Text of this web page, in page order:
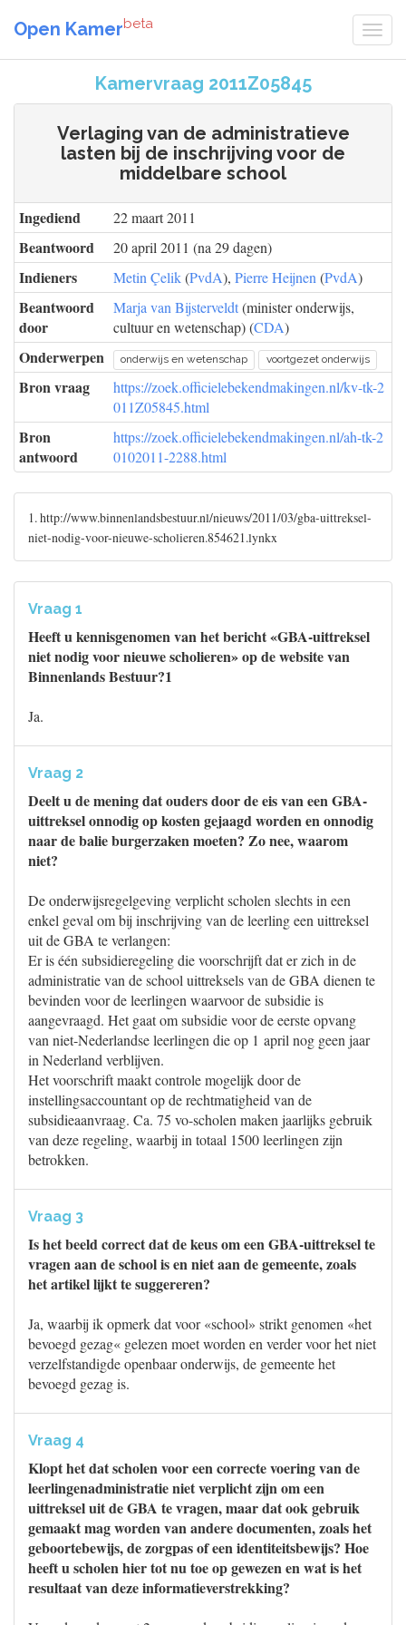
Open Kamerbeta
Kamervraag 2011Z05845
Verlaging van de administratieve
lasten bij de inschrijving voor de
middelbare school
Ingediend 22 maart 2011
Beantwoord 20 april 2011 (na 29 dagen)
Indieners Metin Çelik(PvdA), Pierre Heijnen (PvdA)
Beantwoord
door
Marja van Bijsterveldt(minister onderwijs,
cultuur en wetenschap) (CDA)
Onderwerpen onderwijs en wetenschap voortgezet onderwijs
Bron vraag
https://zoek.officielebekendmakingen.nl/kv-tk-2
011Z05845.html
Bron
antwoord
https://zoek.officielebekendmakingen.nl/ah-tk-2
0102011-2288.html
1. http://www.binnenlandsbestuur.nl/nieuws/2011/03/gba-uittreksel-
niet-nodig-voor-nieuwe-scholieren.854621.lynkx
Vraag 1
Heeft u kennisgenomen van het bericht «GBA-uittreksel
niet nodig voor nieuwe scholieren» op de website van
Binnenlands Bestuur?1
Ja.
Vraag 2
Deelt u de mening dat ouders door de eis van een GBA-
uittreksel onnodig op kosten gejaagd worden en onnodig
naar de balie burgerzaken moeten? Zo nee, waarom
niet?
De onderwijsregelgeving verplicht scholen slechts in een
enkel geval om bij inschrijving van de leerling een uittreksel
uit de GBA te verlangen:
Er is één subsidieregeling die voorschrijft dat er zich in de
administratie van de school uittreksels van de GBA dienen te
bevinden voor de leerlingen waarvoor de subsidie is
aangevraagd. Het gaat om subsidie voor de eerste opvang
van niet-Nederlandse leerlingen die op 1 april nog geen jaar
in Nederland verblijven.
Het voorschrift maakt controle mogelijk door de
instellingsaccountant op de rechtmatigheid van de
subsidieaanvraag. Ca. 75 vo-scholen maken jaarlijks gebruik
van deze regeling, waarbij in totaal 1500 leerlingen zijn
betrokken.
Vraag 3
Is het beeld correct dat de keus om een GBA-uittreksel te
vragen aan de school is en niet aan de gemeente, zoals
het artikel lijkt te suggereren?
Ja, waarbij ik opmerk dat voor «school» strikt genomen «het
bevoegd gezag« gelezen moet worden en verder voor het niet
verzelfstandigde openbaar onderwijs, de gemeente het
bevoegd gezag is.
Vraag 4
Klopt het dat scholen voor een correcte voering van de
leerlingenadministratie niet verplicht zijn om een
uittreksel uit de GBA te vragen, maar dat ook gebruik
gemaakt mag worden van andere documenten, zoals het
geboortebewijs, de zorgpas of een identiteitsbewijs? Hoe
heeft u scholen hier tot nu toe op gewezen en wat is het
resultaat van deze informatieverstrekking?